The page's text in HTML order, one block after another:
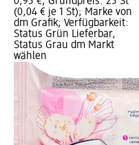
(0,04 € je 1 St); Marke von
dm Grafik; Verfügbarkeit:
Status Grün Lieferbar,
Status Grau dm Markt
wählen